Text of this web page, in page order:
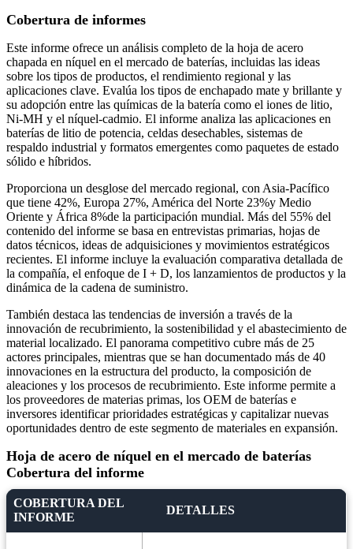
Cobertura de informes
Este informe ofrece un análisis completo de la hoja de acero
chapada en níquel en el mercado de baterías, incluidas las ideas
sobre los tipos de productos, el rendimiento regional y las
aplicaciones clave. Evalúa los tipos de enchapado mate y brillante y
su adopción entre las químicas de la batería como el iones de litio,
Ni-MH y el níquel-cadmio. El informe analiza las aplicaciones en
baterías de litio de potencia, celdas desechables, sistemas de
respaldo industrial y formatos emergentes como paquetes de estado
sólido e híbridos.
Proporciona un desglose del mercado regional, con Asia-Pacífico
que tiene 42%, Europa 27%, América del Norte 23%y Medio
Oriente y África 8%de la participación mundial. Más del 55% del
contenido del informe se basa en entrevistas primarias, hojas de
datos técnicos, ideas de adquisiciones y movimientos estratégicos
recientes. El informe incluye la evaluación comparativa detallada de
la compañía, el enfoque de I + D, los lanzamientos de productos y la
dinámica de la cadena de suministro.
También destaca las tendencias de inversión a través de la
innovación de recubrimiento, la sostenibilidad y el abastecimiento de
material localizado. El panorama competitivo cubre más de 25
actores principales, mientras que se han documentado más de 40
innovaciones en la estructura del producto, la composición de
aleaciones y los procesos de recubrimiento. Este informe permite a
los proveedores de materias primas, los OEM de baterías e
inversores identificar prioridades estratégicas y capitalizar nuevas
oportunidades dentro de este segmento de materiales en expansión.
Hoja de acero de níquel en el mercado de baterías
Cobertura del informe
COBERTURA DEL
INFORME
DETALLES